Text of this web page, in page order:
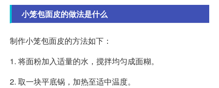
小笼包面皮的做法是什么
制作小笼包面皮的方法如下：
1. 将面粉加入适量的水，搅拌均匀成面糊。
2. 取一块平底锅，加热至适中温度。